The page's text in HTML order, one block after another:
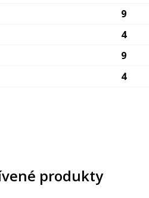
9
4
9
4
produkty